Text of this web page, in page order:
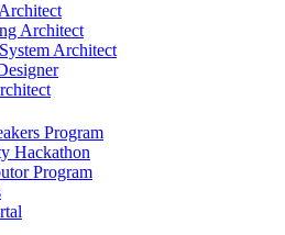
Architect
Architect
Program
Hackathon
Program